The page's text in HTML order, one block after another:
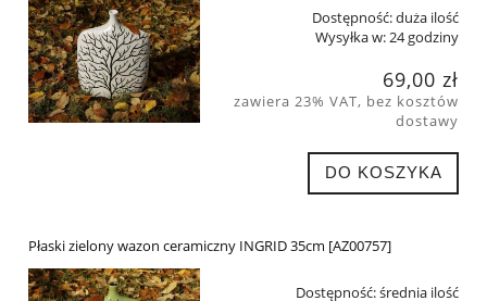
Dostępność:duża ilość
Wysyłka w:24 godziny
69,00 zł
zawiera 23% VAT, bez kosztów
dostawy
DO KOSZYKA
Płaski zielony wazon ceramiczny INGRID 35cm [AZ00757]
Dostępność:średnia ilość